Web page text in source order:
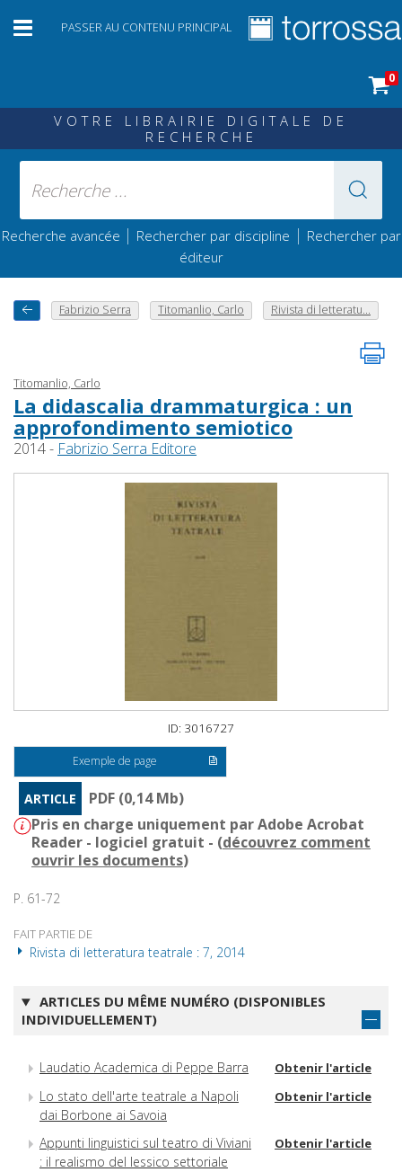
PASSER AU CONTENU PRINCIPAL
0
VOTRE LIBRAIRIE DIGITALE DE
RECHERCHE
Recherche avancée | Rechercher par discipline | Rechercher par
éditeur
Fabrizio Serra Titomanlio, Carlo Rivista di letteratu...
Titomanlio, Carlo
La didascalia drammaturgica : un
approfondimento semiotico
2014 - Fabrizio Serra Editore
ID: 3016727
Exemple de page
ARTICLE
PDF (0,14 Mb)
Pris en charge uniquement par Adobe Acrobat
Reader - logiciel gratuit - (découvrez comment
ouvrir les documents)
P. 61-72
FAIT PARTIE DE
Rivista di letteratura teatrale : 7, 2014
ARTICLES DU MÊME NUMÉRO (DISPONIBLES
INDIVIDUELLEMENT)
Laudatio Academica di Peppe Barra Obtenir l'article
Lo stato dell'arte teatrale a Napoli
dai Borbone ai Savoia
Obtenir l'article
Appunti linguistici sul teatro di Viviani
: il realismo del lessico settoriale
Obtenir l'article